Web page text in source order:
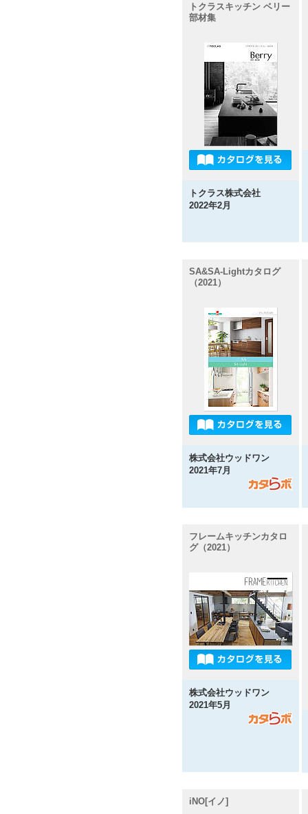
トクラスキッチン ベリー
部材集
トクラス株式会社
2022年2月
SA&SA-Lightカタログ
（2021）
株式会社ウッドワン
2021年7月
フレームキッチンカタロ
グ（2021）
株式会社ウッドワン
2021年5月
iNO[イノ]